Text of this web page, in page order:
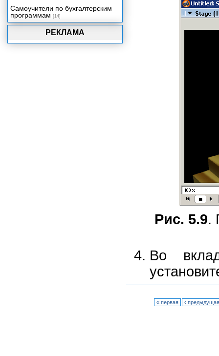
Рис. 5.9.
Во
« первая ‹ предыдущая
РЕКЛАМА
Самоучители по бухгалтерским
программам [14]